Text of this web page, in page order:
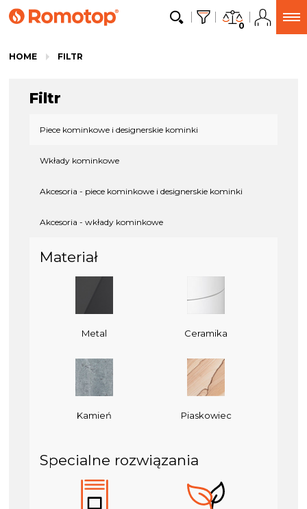
0
HOME FILTR
Filtr
Piece kominkowe i designerskie kominki
Wkłady kominkowe
Akcesoria - piece kominkowe i designerskie kominki
Akcesoria - wkłady kominkowe
Materiał
Metal Ceramika
Kamień Piaskowiec
Specialne rozwiązania